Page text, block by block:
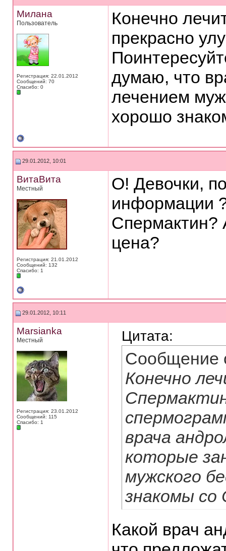
Милана
Пользователь
Регистрация: 22.01.2012
Сообщений: 70
Спасибо: 0
Конечно
прекрасно
думаю, что
лечением
хорошо
29.01.2012, 10:01
ВитаВита
Местный
Регистрация: 21.01.2012
Сообщений: 132
Спасибо: 1
О! Девочки,
информации
Спермактин?
цена?
29.01.2012, 10:11
Marsianka
Местный
Регистрация: 23.01.2012
Сообщений: 115
Спасибо: 1
Цитата:
Сообщение
Конечно
врача
которые
мужского
знакомы
Какой врач